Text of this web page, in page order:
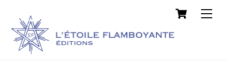
content
Cart